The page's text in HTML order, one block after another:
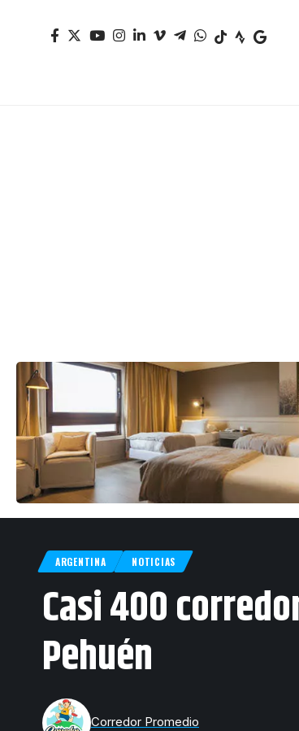
ARGENTINA NOTICIAS
Casi 400
Pehuén
Corredor Promedio